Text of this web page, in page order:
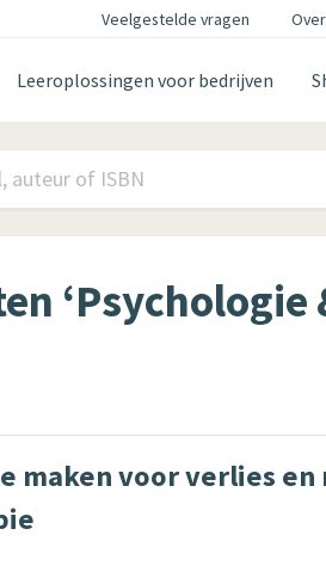
Veelgestelde vragen
Leeroplossingen voor bedrijven
‘Psychologie
maken voor verlies en